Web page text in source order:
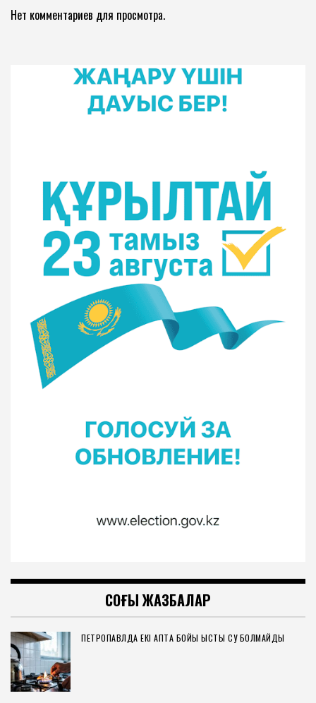
Нет комментариев для просмотра.
СОҢҒЫ ЖАЗБАЛАР
ПЕТРОПАВЛДА ЕКІ АПТА БОЙЫ ЫСТЫҚ СУ БОЛМАЙДЫ